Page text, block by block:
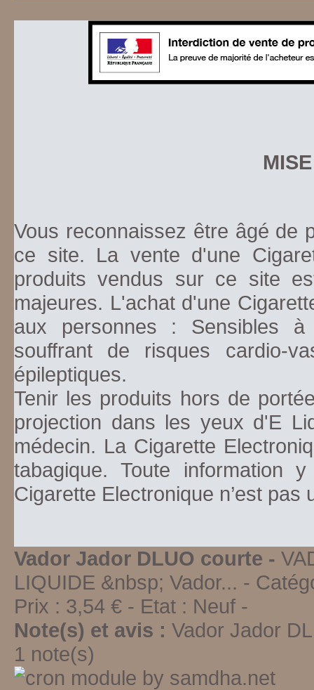
Vous reconnaissez être âgé de
ce site. La vente d'une
produits vendus sur ce site
majeures. L'achat d'une
aux personnes : Sensibles
souffrant de risques cardio-
épileptiques.
Tenir les produits hors de
projection dans les yeux d'E
médecin. La Cigarette
tabagique. Toute information
Cigarette Electronique n’est pas
Vador Jador DLUO courte -
LIQUIDE &nbsp; Vador... -
Prix : 3,54 € - Etat : Neuf -
Note(s) et avis : Vador Jador
1 note(s)